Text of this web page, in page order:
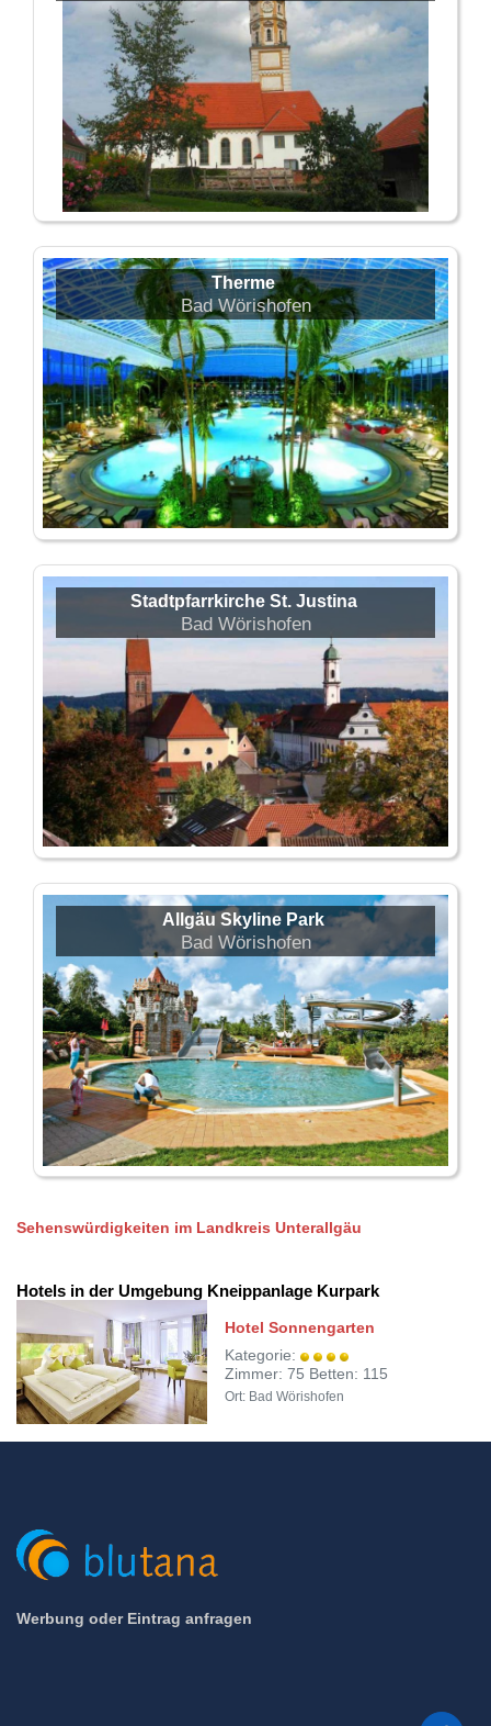
Therme
Bad Wörishofen
Stadtpfarrkirche St. Justina
Bad Wörishofen
Allgäu Skyline Park
Bad Wörishofen
Sehenswürdigkeiten im Landkreis Unterallgäu
Hotels in der Umgebung Kneippanlage Kurpark
Hotel Sonnengarten
Kategorie:
Zimmer: 75 Betten: 115
Ort: Bad Wörishofen
Werbung oder Eintrag anfragen